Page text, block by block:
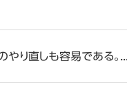
り直しも容易である。...